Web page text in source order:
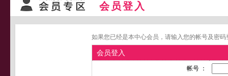
会员登入
如果您已经是本中心会员，请输入您的帐号及密
会员登入
帐号 ：